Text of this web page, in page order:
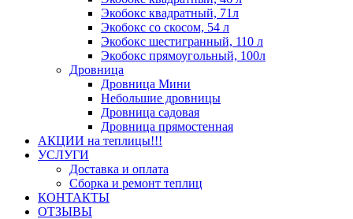
Экобокс квадратный, 71л
Экобокс со скосом, 54 л
Экобокс шестигранный, 110 л
Экобокс прямоугольный, 100л
Дровница
Дровница Мини
Небольшие дровницы
Дровница садовая
Дровница прямостенная
АКЦИИ на теплицы!!!
УСЛУГИ
Доставка и оплата
Сборка и ремонт теплиц
КОНТАКТЫ
ОТЗЫВЫ